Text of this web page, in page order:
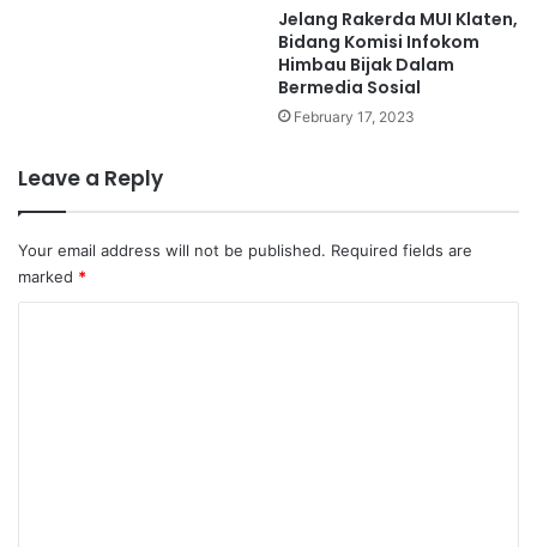
Jelang Rakerda MUI Klaten,
Bidang Komisi Infokom
Himbau Bijak Dalam
Bermedia Sosial
February 17, 2023
Leave a Reply
Your email address will not be published. Required fields are
marked *